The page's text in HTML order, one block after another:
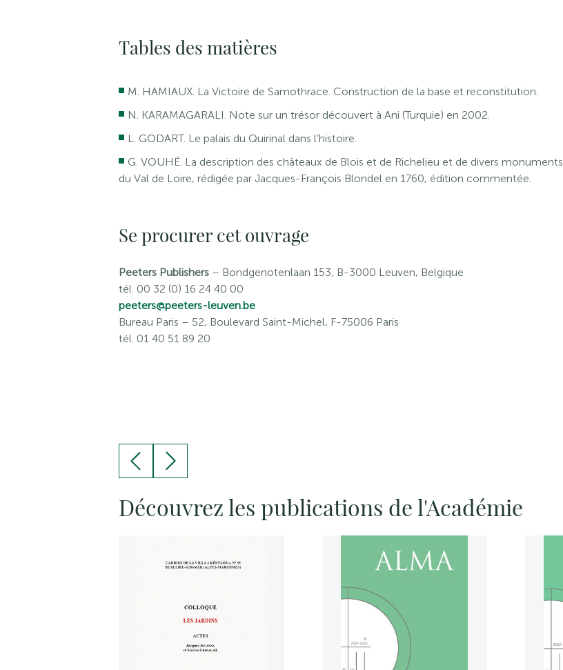
Tables des matières
M. HAMIAUX. La Victoire de Samothrace. Construction de la base et reconstitution.
N. KARAMAGARALI. Note sur un trésor découvert à Ani (Turquie) en 2002.
L. GODART. Le palais du Quirinal dans l’histoire.
G. VOUHÉ. La description des châteaux de Blois et de Richelieu et de divers monuments
du Val de Loire, rédigée par Jacques-François Blondel en 1760, édition commentée.
Se procurer cet ouvrage
Peeters Publishers – Bondgenotenlaan 153, B-3000 Leuven, Belgique
tél. 00 32 (0) 16 24 40 00
peeters@peeters-leuven.be
Bureau Paris – 52, Boulevard Saint-Michel, F-75006 Paris
tél. 01 40 51 89 20
Découvrez les publications de l'Académie